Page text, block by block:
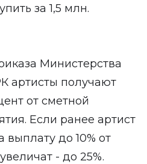
за 1,5 млн.
Министерства
артисты получают
от сметной
Если ранее артист
выплату до 10% от
- до 25%.